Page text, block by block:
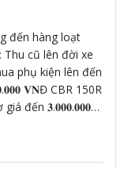
đến hàng loạt
Thu cũ lên đời xe
phụ kiện lên đến
𝐕𝐍Đ CBR 150R
đến 𝟑.𝟎𝟎𝟎.𝟎𝟎𝟎…